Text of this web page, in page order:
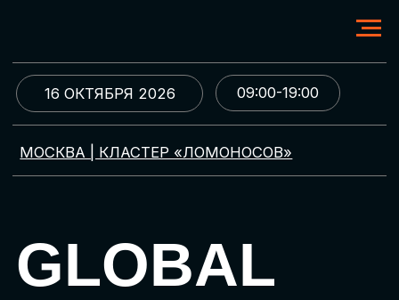
МОСКВА | КЛАСТЕР «ЛОМОНОСОВ»
GLOBAL
TECH
FORUM
09:00-19:00
16 ОКТЯБРЯ 2026